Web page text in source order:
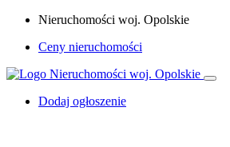
Nieruchomości woj. Opolskie
Ceny nieruchomości
Dodaj ogłoszenie